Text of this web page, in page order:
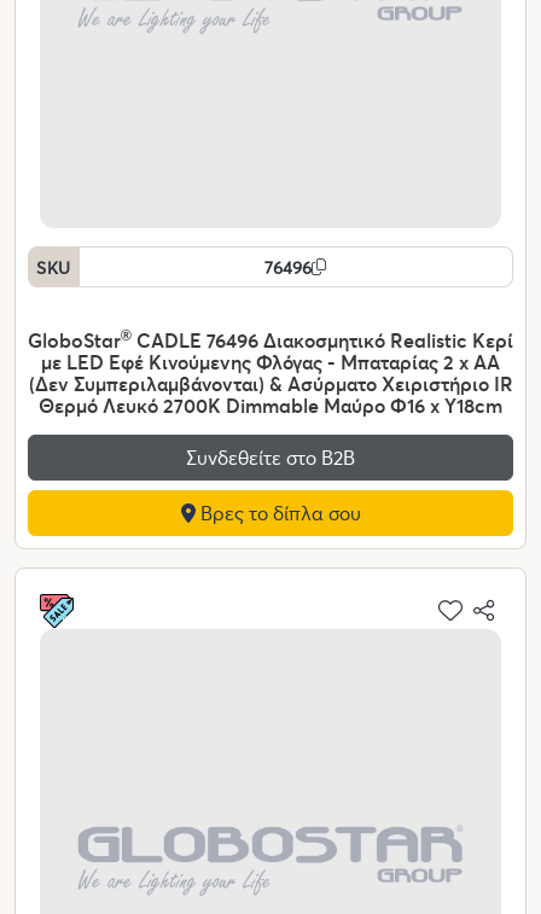
SKU 76496
GloboStar® CADLE 76496 Διακοσμητικό Realistic Κερί
με LED Εφέ Κινούμενης Φλόγας - Μπαταρίας 2 x AA
(Δεν Συμπεριλαμβάνονται) & Ασύρματο Χειριστήριο IR
Θερμό Λευκό 2700K Dimmable Μαύρο Φ16 x Υ18cm
Συνδεθείτε στο Β2Β
Βρες το δίπλα σου